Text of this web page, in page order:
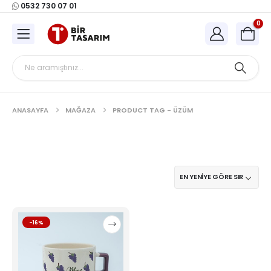
0532 730 07 01
0
ANASAYFA MAĞAZA PRODUCT TAG - ÜZÜM
-16%
Bu
ürünün
varyasyonu